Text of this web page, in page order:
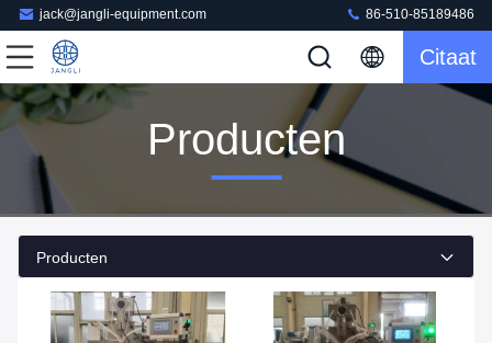
jack@jangli-equipment.com 86-510-85189486
Citaat
Producten
Producten